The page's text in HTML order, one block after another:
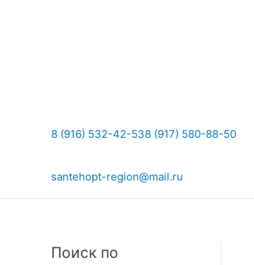
8 (916) 532-42-538 (917) 580-88-50
santehopt-region@mail.ru
Поиск по